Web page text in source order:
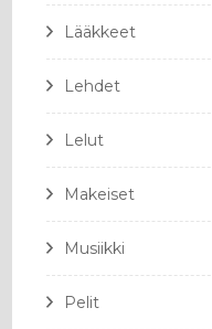
Lääkkeet
Lehdet
Lelut
Makeiset
Musiikki
Pelit